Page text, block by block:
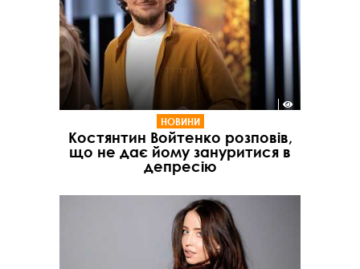
НОВИНИ
Костянтин Войтенко розповів,
що не дає йому зануритися в
депресію